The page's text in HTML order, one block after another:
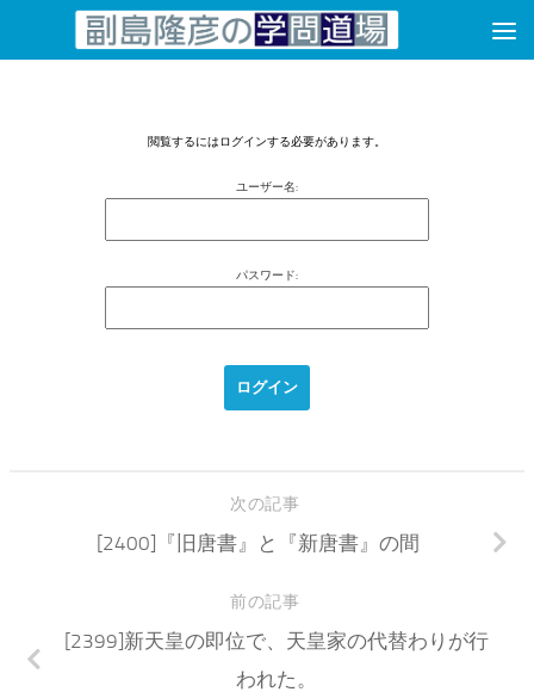
コンテンツへスキップ
閲覧するにはログインする必要があります。
ユーザー名:
パスワード:
次の記事
[2400]『旧唐書』と『新唐書』の間
前の記事
[2399]新天皇の即位で、天皇家の代替わりが行
われた。